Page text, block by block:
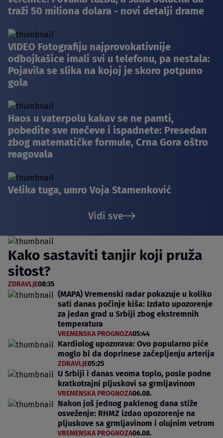
traži 50 miliona dolara - novi detalji drame
VIDEO Fotografiju najprovokativnije
odbojkašice imali svi u telefonu, pa nestala:
Pojavila se slika na kojoj je skoro potpuno
gola
Haos u vaterpolu kakav se ne pamti,
pobedite sve mečeve i ispadnete: Presedan
zbog matematičke formule, Crna Gora oštro
reagovala
Velika tuga, umro Voja Stamenković
Vidi sve
Kako sastaviti tanjir koji pruža
sitost?
ZDRAVLJE08:35
(MAPA) Vremenski radar pokazuje u koliko
sati danas počinje kiša: Izdato upozorenje
za jedan grad u Srbiji zbog ekstremnih
temperatura
VREMENSKA PROGNOZA05:44
Kardiolog upozorava: Ovo popularno piće
moglo bi da doprinese začepljenju arterija
ZDRAVLJE05:25
U Srbiji i danas veoma toplo, posle podne
kratkotrajni pljuskovi sa grmljavinom
VREMENSKA PROGNOZA06.08.
Nakon još jednog paklenog dana stiže
osveženje: RHMZ izdao upozorenje na
pljuskove sa grmljavinom i olujnim vetrom
VREMENSKA PROGNOZA06.08.